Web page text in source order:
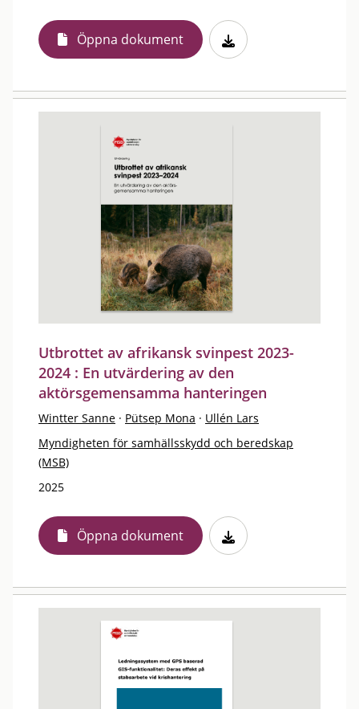
Öppna dokument
Utbrottet av afrikansk svinpest 2023-
2024 : En utvärdering av den
aktörsgemensamma hanteringen
Wintter Sanne · Pütsep Mona · Ullén Lars
Myndigheten för samhällsskydd och beredskap
(MSB)
2025
Öppna dokument